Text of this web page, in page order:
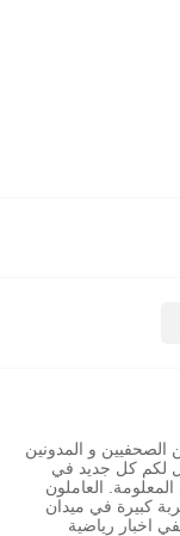
و المدونين
لكم كل جديد في
المعلومة. العاملون
كبيرة في ميدان
اخبار رياضية